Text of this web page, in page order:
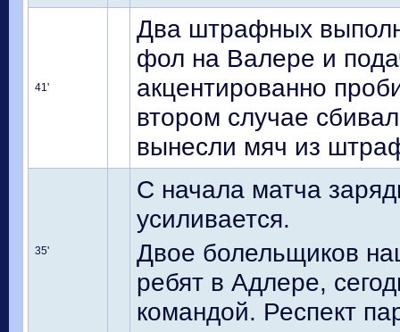
41'
Два штрафных
фол на Валере и
акцентированно
втором случае
вынесли мяч из
35'
С начала матча
усиливается.
Двое болельщиков
ребят в Адлере,
командой. Респект